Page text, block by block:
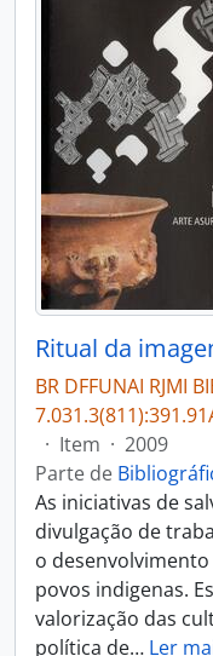
BR DFFUNAI RJMI
· Item · 2009
Parte de
As iniciativas de
divulgação de
o
povos indigenas.
valorização das
política de… Ler